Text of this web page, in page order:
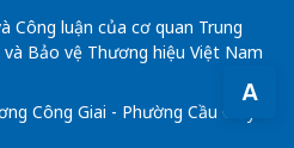
A
Công luận của cơ quan Trung
Bảo vệ Thương hiệu Việt Nam
Công Giai - Phường Cầu Giấy -